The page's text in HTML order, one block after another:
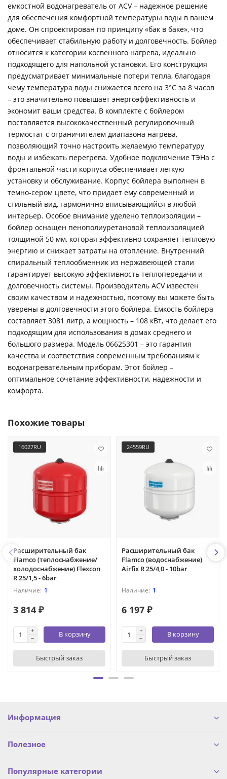
емкостной водонагреватель от ACV – надежное решение
для обеспечения комфортной температуры воды в вашем
доме. Он спроектирован по принципу «бак в баке», что
обеспечивает стабильную работу и долговечность. Бойлер
относится к категории косвенного нагрева, идеально
подходящего для напольной установки. Его конструкция
предусматривает минимальные потери тепла, благодаря
чему температура воды снижается всего на 3°C за 8 часов
– это значительно повышает энергоэффективность и
экономит ваши средства. В комплекте с бойлером
поставляется высококачественный регулировочный
термостат с ограничителем диапазона нагрева,
позволяющий точно настроить желаемую температуру
воды и избежать перегрева. Удобное подключение ТЭНа с
фронтальной части корпуса обеспечивает легкую
установку и обслуживание. Корпус бойлера выполнен в
темно-сером цвете, что придает ему современный и
стильный вид, гармонично вписывающийся в любой
интерьер. Особое внимание уделено теплоизоляции –
бойлер оснащен пенополиуретановой теплоизоляцией
толщиной 50 мм, которая эффективно сохраняет тепловую
энергию и снижает затраты на отопление. Внутренний
спиральный теплообменник из нержавеющей стали
гарантирует высокую эффективность теплопередачи и
долговечность системы. Производитель ACV известен
своим качеством и надежностью, поэтому вы можете быть
уверены в долговечности этого бойлера. Емкость бойлера
составляет 3081 литр, а мощность – 108 кВт, что делает его
подходящим для использования в домах среднего и
большого размера. Модель 06625301 – это гарантия
качества и соответствия современным требованиям к
водонагревательным приборам. Этот бойлер –
оптимальное сочетание эффективности, надежности и
комфорта.
Похожие товары
16027RU
Расширительный бак
Flamco (теплоснабжение/
холодоснабжение) Flexcon
R 25/1,5 - 6bar
1
3 814 ₽
В корзину
Быстрый заказ
24559RU
Расширительный бак
Flamco (водоснабжение)
Airfix R 25/4,0 - 10bar
1
6 197 ₽
В корзину
Быстрый заказ
Информация
Полезное
Популярные категории